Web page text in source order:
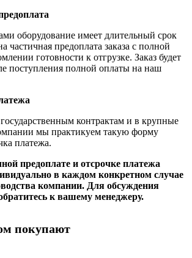
оборудование имеет длительный срок
частичная предоплата заказа с полной
готовности к отгрузке. Заказ будет
поступления полной оплаты на наш
контрактам и в крупные
мы практикуем такую форму
платежа.
предоплате и отсрочке платежа
в каждом конкретном случае
компании. Для обсуждения
к вашему менеджеру.
покупают